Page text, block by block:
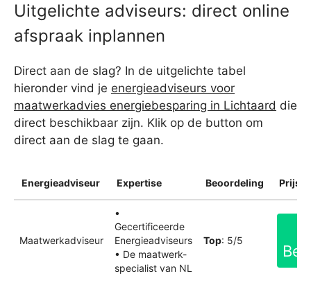
Uitgelichte adviseurs: direct online
afspraak inplannen
Direct aan de slag? In de uitgelichte tabel
hieronder vind je energieadviseurs voor
maatwerkadvies energiebesparing in Lichtaard die
direct beschikbaar zijn. Klik op de button om
direct aan de slag te gaan.
Energieadviseur Expertise Beoordeling
Maatwerkadviseur
•
Gecertificeerde
Energieadviseurs
• De maatwerk-
specialist van NL
Top: 5/5